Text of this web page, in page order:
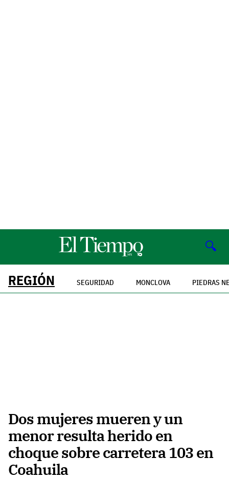
🔍
REGIÓN SEGURIDAD MONCLOVA PIEDRAS
Dos mujeres mueren y un
menor resulta herido en
choque sobre carretera 103 en
Coahuila